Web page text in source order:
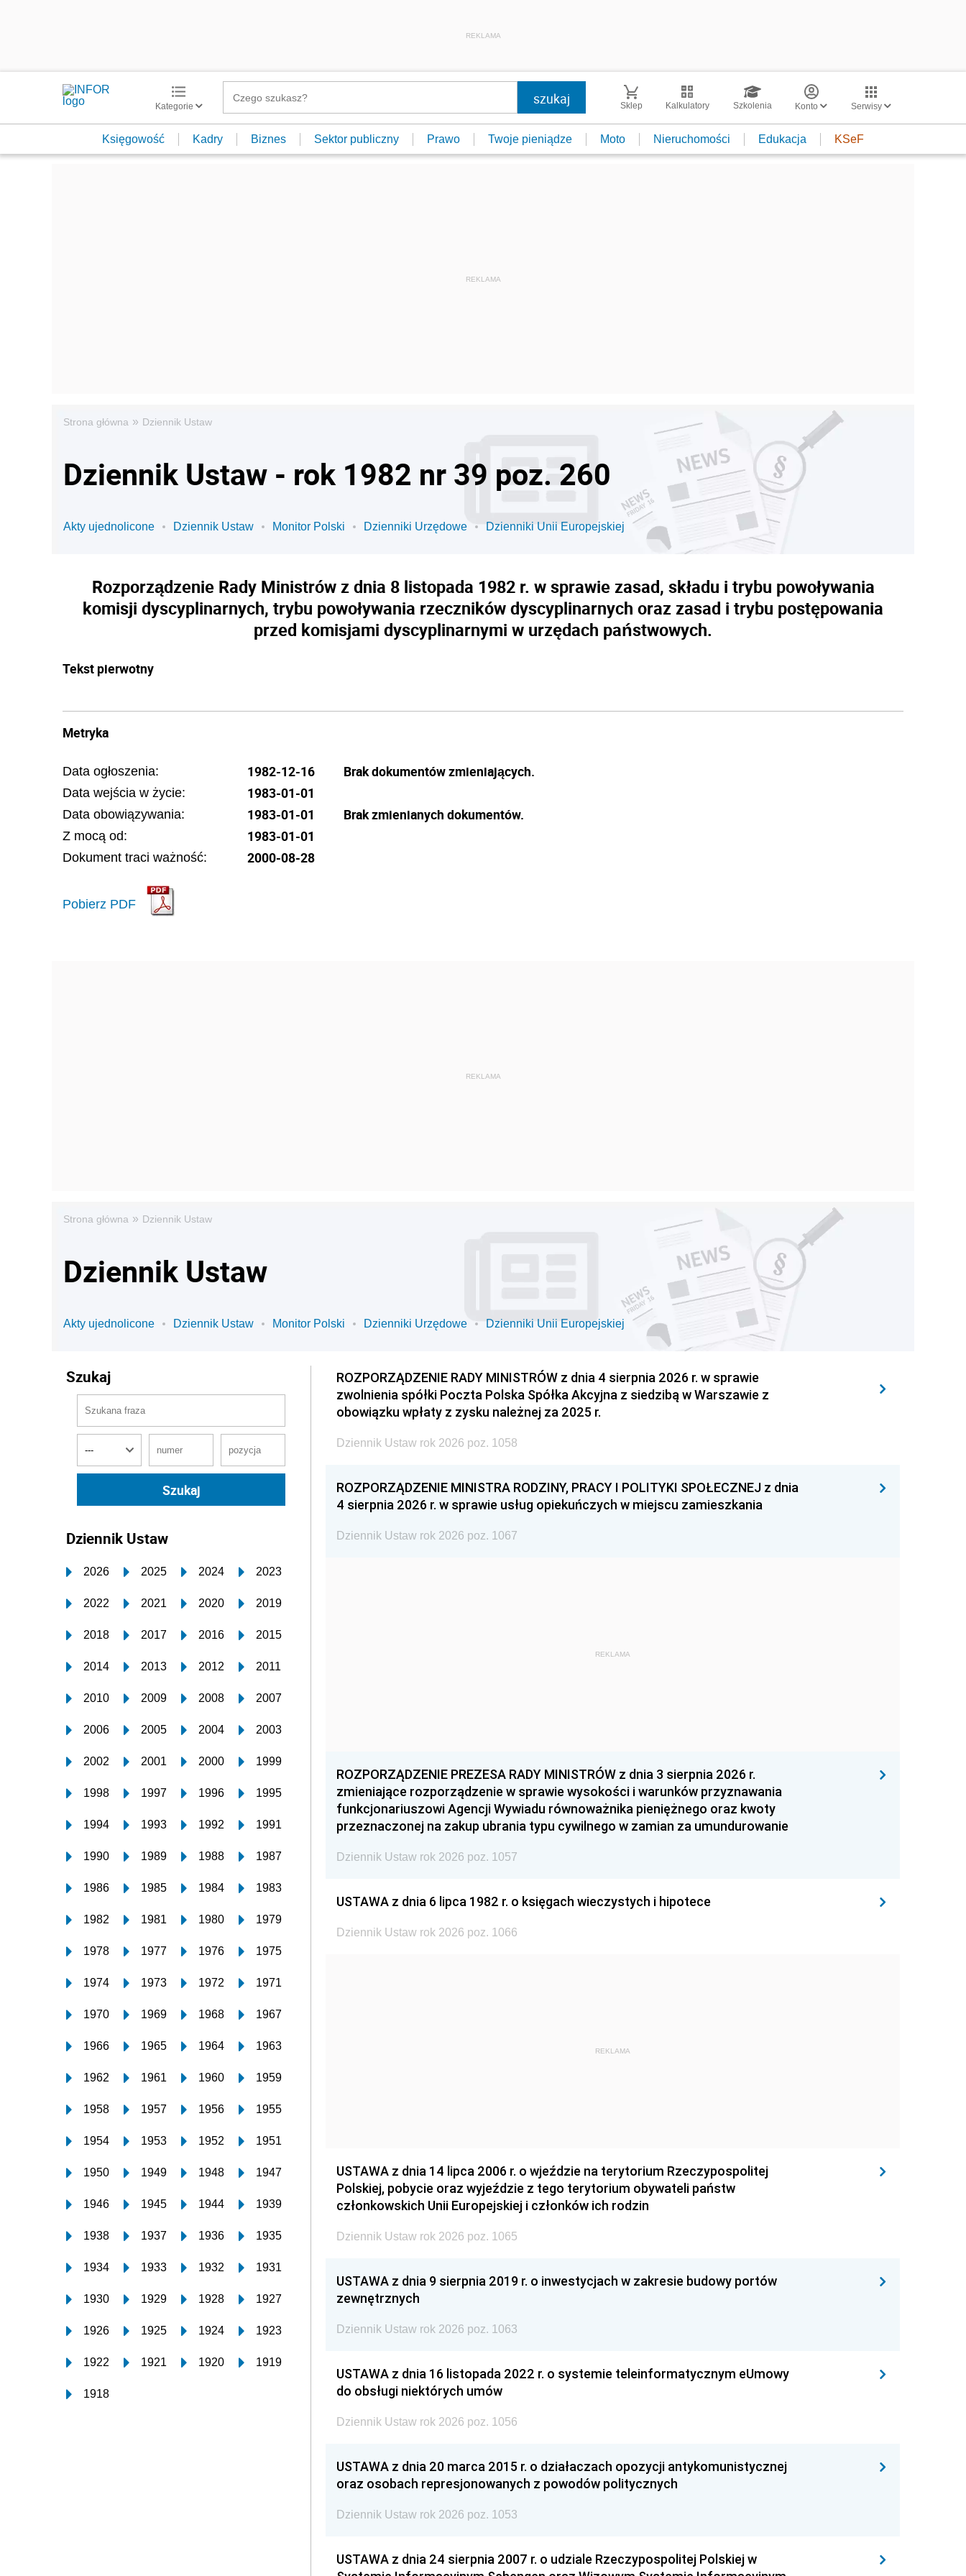
REKLAMA
Kategorie Sklep Kalkulatory Szkolenia Konto Serwisy
Księgowość Kadry Biznes Sektor publiczny Prawo Twoje pieniądze Moto Nieruchomości Edukacja KSeF
Strona główna » Dziennik Ustaw
Dziennik Ustaw - rok 1982 nr 39 poz. 260
Akty ujednolicone Dziennik Ustaw Monitor Polski Dzienniki Urzędowe Dzienniki Unii Europejskiej
Rozporządzenie Rady Ministrów z dnia 8 listopada 1982 r. w sprawie zasad, składu i trybu powoływania
komisji dyscyplinarnych, trybu powoływania rzeczników dyscyplinarnych oraz zasad i trybu postępowania
przed komisjami dyscyplinarnymi w urzędach państwowych.
Tekst pierwotny
Metryka
Data ogłoszenia: 1982-12-16
Data wejścia w życie: 1983-01-01
Data obowiązywania: 1983-01-01
Z mocą od: 1983-01-01
Dokument traci ważność: 2000-08-28
Pobierz PDF
Brak dokumentów zmieniających.
Brak zmienianych dokumentów.
Strona główna » Dziennik Ustaw
Dziennik Ustaw
Akty ujednolicone Dziennik Ustaw Monitor Polski Dzienniki Urzędowe Dzienniki Unii Europejskiej
Szukaj
Dziennik Ustaw
2026 2025 2024 2023
2022 2021 2020 2019
2018 2017 2016 2015
2014 2013 2012 2011
2010 2009 2008 2007
2006 2005 2004 2003
2002 2001 2000 1999
1998 1997 1996 1995
1994 1993 1992 1991
1990 1989 1988 1987
1986 1985 1984 1983
1982 1981 1980 1979
1978 1977 1976 1975
1974 1973 1972 1971
1970 1969 1968 1967
1966 1965 1964 1963
1962 1961 1960 1959
1958 1957 1956 1955
1954 1953 1952 1951
1950 1949 1948 1947
1946 1945 1944 1939
1938 1937 1936 1935
1934 1933 1932 1931
1930 1929 1928 1927
1926 1925 1924 1923
1922 1921 1920 1919
1918
ROZPORZĄDZENIE RADY MINISTRÓW z dnia 4 sierpnia 2026 r. w sprawie
zwolnienia spółki Poczta Polska Spółka Akcyjna z siedzibą w Warszawie z
obowiązku wpłaty z zysku należnej za 2025 r.
Dziennik Ustaw rok 2026 poz. 1058
ROZPORZĄDZENIE MINISTRA RODZINY, PRACY I POLITYKI SPOŁECZNEJ z dnia
4 sierpnia 2026 r. w sprawie usług opiekuńczych w miejscu zamieszkania
Dziennik Ustaw rok 2026 poz. 1067
REKLAMA
ROZPORZĄDZENIE PREZESA RADY MINISTRÓW z dnia 3 sierpnia 2026 r.
zmieniające rozporządzenie w sprawie wysokości i warunków przyznawania
funkcjonariuszowi Agencji Wywiadu równoważnika pieniężnego oraz kwoty
przeznaczonej na zakup ubrania typu cywilnego w zamian za umundurowanie
Dziennik Ustaw rok 2026 poz. 1057
USTAWA z dnia 6 lipca 1982 r. o księgach wieczystych i hipotece
Dziennik Ustaw rok 2026 poz. 1066
REKLAMA
USTAWA z dnia 14 lipca 2006 r. o wjeździe na terytorium Rzeczypospolitej
Polskiej, pobycie oraz wyjeździe z tego terytorium obywateli państw
członkowskich Unii Europejskiej i członków ich rodzin
Dziennik Ustaw rok 2026 poz. 1065
USTAWA z dnia 9 sierpnia 2019 r. o inwestycjach w zakresie budowy portów
zewnętrznych
Dziennik Ustaw rok 2026 poz. 1063
USTAWA z dnia 16 listopada 2022 r. o systemie teleinformatycznym eUmowy
do obsługi niektórych umów
Dziennik Ustaw rok 2026 poz. 1056
USTAWA z dnia 20 marca 2015 r. o działaczach opozycji antykomunistycznej
oraz osobach represjonowanych z powodów politycznych
Dziennik Ustaw rok 2026 poz. 1053
USTAWA z dnia 24 sierpnia 2007 r. o udziale Rzeczypospolitej Polskiej w